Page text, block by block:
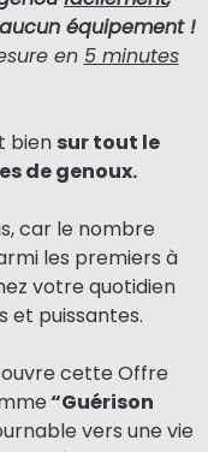
équipement !
en 5 minutes
bien sur tout le
de genoux.
car le nombre
les premiers à
votre quotidien
et puissantes.
cette Offre
“Guérison
vers une vie